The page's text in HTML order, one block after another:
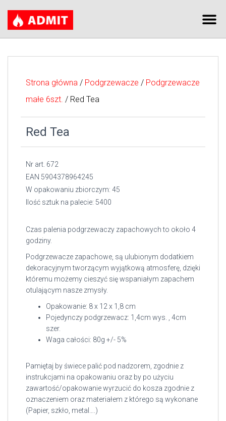
Strona główna / Podgrzewacze / Podgrzewacze
małe 6szt. / Red Tea
Red Tea
Nr art. 672
EAN 5904378964245
W opakowaniu zbiorczym: 45
Ilość sztuk na palecie: 5400
Czas palenia podgrzewaczy zapachowych to około 4
godziny.
Podgrzewacze zapachowe, są ulubionym dodatkiem
dekoracyjnym tworzącym wyjątkową atmosferę, dzięki
któremu możemy cieszyć się wspaniałym zapachem
otulającym nasze zmysły.
Opakowanie: 8 x 12 x 1,8 cm
Pojedynczy podgrzewacz: 1,4cm wys. , 4cm
szer.
Waga całości: 80g +/- 5%
Pamiętaj by świece palić pod nadzorem, zgodnie z
instrukcjami na opakowaniu oraz by po użyciu
zawartość/opakowanie wyrzucić do kosza zgodnie z
oznaczeniem oraz materiałem z którego są wykonane
(Papier, szkło, metal….)